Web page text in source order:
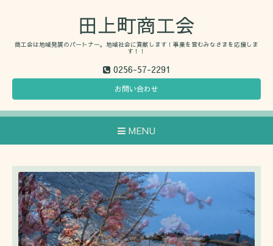
田上町商工会
商工会は地域発展のパートナー。地域社会に貢献します！事業を営むみなさまを応援しま
す！！
0256-57-2291
お問い合わせ
MENU